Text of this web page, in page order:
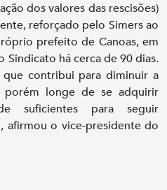
dos valores das rescisões)
reforçado pelo Simers ao
prefeito de Canoas, em
Sindicato há cerca de 90 dias.
que contribui para diminuir a
longe de se adquirir
suficientes para seguir
afirmou o vice-presidente do